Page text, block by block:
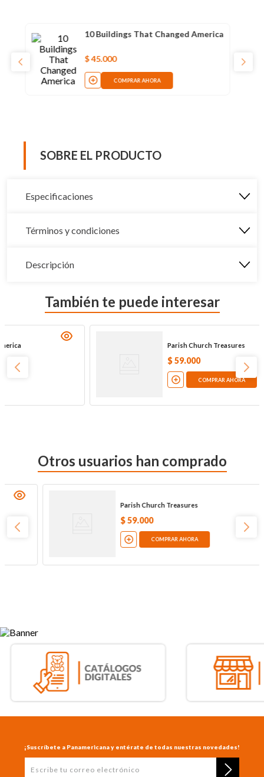
Parish Church Treasures
SOBRE EL PRODUCTO
Especificaciones
Términos y condiciones
Descripción
También te puede interesar
Otros usuarios han comprado
Parish Church Treasures
COMPRAR AHORA
¡Suscríbete a Panamericana y entérate de todas nuestras novedades!